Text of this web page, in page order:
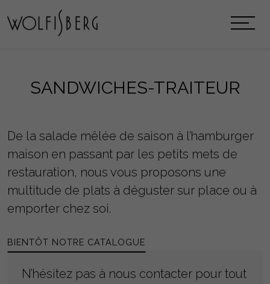
SANDWICHES-TRAITEUR
De la salade mêlée de saison à l’hamburger
maison en passant par les petits mets de
restauration, nous vous proposons une
multitude de plats à déguster sur place ou à
emporter chez soi.
BIENTÔT NOTRE CATALOGUE
N’hésitez pas à nous contacter pour tout